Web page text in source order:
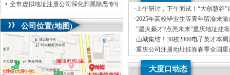
全市虚拟地址注册公司深化扫黑除恶专项斗争部署会议召开
公司位置(地图)
·上午研讨，下午面试！“大创慧谷”
司首期就业能力提升实训，精准赋
·2025年高校毕业生等青年留渝来
务活动（梁平区公司注册地址挂靠
·“星火綦才?点亮未来”重庆地址挂
毕业生等青年留渝来渝就业创业对
举办
·山城集结！38校2800电子英才本
湖”重庆创业园，TI杯花落谁家？
·重庆公司注册地址挂靠春季全国
专列满载而归1893名人才达成来渝
新春岁寒情意浓，公司注册地址
心——2025年市领导新春看望慰问
大度口动态